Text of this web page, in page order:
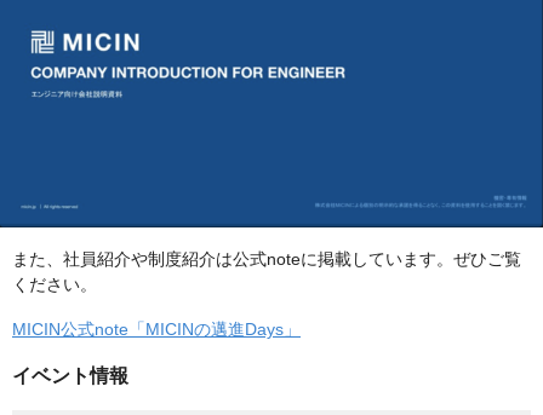
また、社員紹介や制度紹介は公式noteに掲載しています。ぜひご覧
ください。
MICIN公式note「MICINの邁進Days」
イベント情報